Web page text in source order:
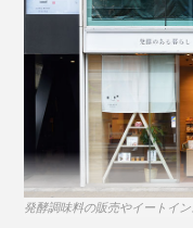
て、サクサクの食感
オイルごとかけるこ
スタ麺、クラッカー
に使えます。
肉や魚も、もっとお
牛肉を、サッと焼
発酵調味料の販売やイートイ